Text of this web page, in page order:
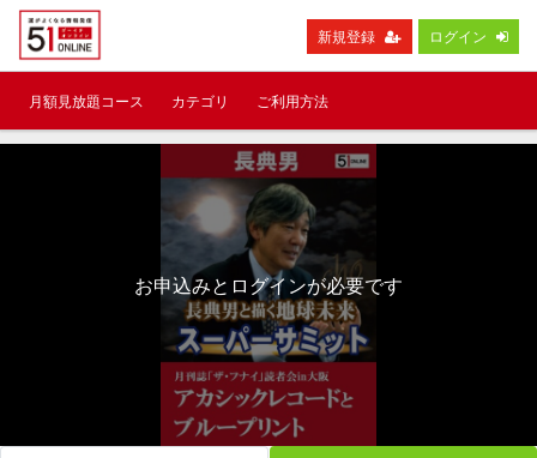
新規登録 ログイン
月額見放題コース カテゴリ ご利用方法
お申込みとログインが必要です